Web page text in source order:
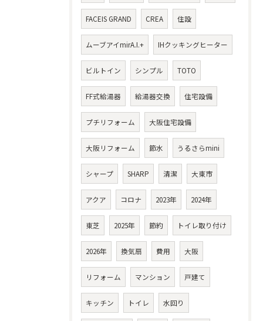
FACEIS GRAND CREA 住設
ムーブアイmirA.I.+ IHクッキングヒーター
ビルトイン シンプル TOTO
FF式給湯器 給湯器交換 住宅設備
プチリフォーム 大阪住宅設備
大阪リフォーム 節水 うるさらmini
シャープ SHARP 清潔 大東市
アクア コロナ 2023年 2024年
東芝 2025年 節約 トイレ取り付け
2026年 換気扇 費用 大阪
リフォーム マンション 戸建て
キッチン トイレ 水回り